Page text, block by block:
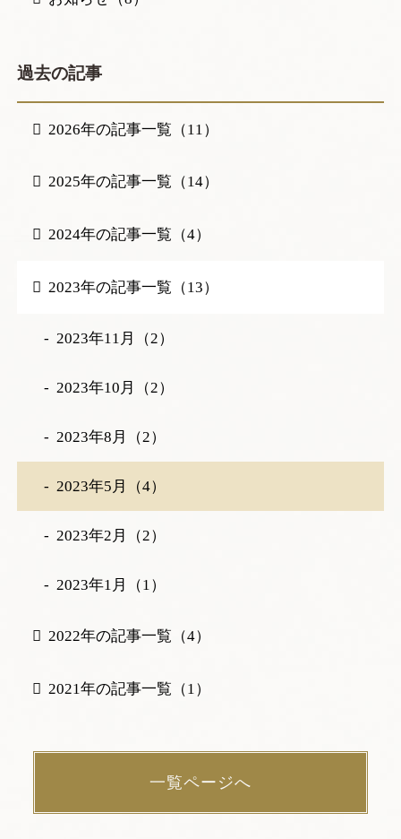
過去の記事
2026年の記事一覧（11）
2025年の記事一覧（14）
2024年の記事一覧（4）
2023年の記事一覧（13）
2023年11月（2）
2023年10月（2）
2023年8月（2）
2023年5月（4）
2023年2月（2）
2023年1月（1）
2022年の記事一覧（4）
2021年の記事一覧（1）
一覧ページへ